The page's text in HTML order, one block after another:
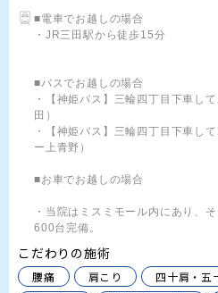
■電車でお越しの場合
・JR三田駅から徒歩15分
■バスでお越しの場合
・【神姫バス】三輪四丁目下車し
田）
・【神姫バス】三輪四丁目下車し
ー上青野）
■お車でお越しの場合
・当院はミスミモール内にあり、
600台完備。
こだわりの施術
腰痛 肩こり 四十肩・五